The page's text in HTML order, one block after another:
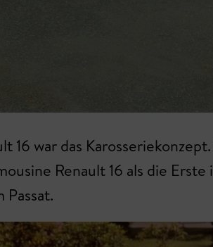
16 war das
Renault 16 als die
Passat.